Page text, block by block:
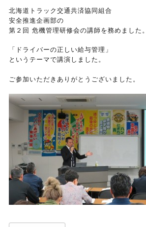
北海道トラック交通共済協同組合
安全推進企画部の
第２回 危機管理研修会の講師を務めました。
「ドライバーの正しい給与管理」
というテーマで講演しました。
ご参加いただきありがとうございました。